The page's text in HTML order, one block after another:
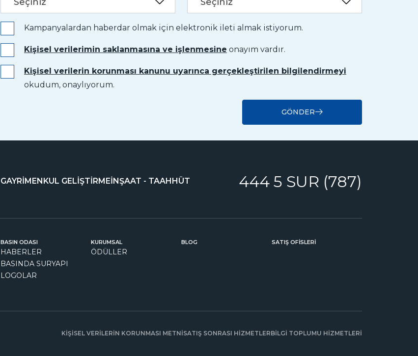
Kampanyalardan haberdar olmak için elektronik ileti almak istiyorum.
Kişisel verilerimin saklanmasına ve işlenmesine onayım vardır.
Kişisel verilerin korunması kanunu uyarınca gerçekleştirilen bilgilendirmeyi
okudum, onaylıyorum.
GÖNDER
GAYRİMENKUL GELİŞTİRMEİNŞAAT - TAAHHÜT 444 5 SUR (787)
BASIN ODASI
HABERLER
BASINDA SURYAPI
LOGOLAR
KURUMSAL
ÖDÜLLER
BLOG SATIŞ OFİSLERİ
KİŞİSEL VERİLERİN KORUNMASI METNİSATIŞ SONRASI HİZMETLERBİLGİ TOPLUMU HİZMETLERİ